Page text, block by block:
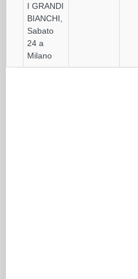
I GRANDI
BIANCHI,
Sabato
24 a
Milano